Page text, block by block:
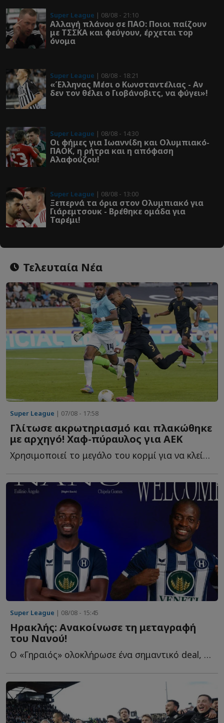
Super League | 08/08 - 21:10
Αλλαγή πλάνου σε ΠΑΟ: Ποιοι παίζουν
με ΤΣΣΚΑ και φεύγουν, έρχεται τοp
όνομα
Super League | 08/08 - 18:21
«Έλληνας Μέσι ο Κωνσταντέλιας - Αν
δεν τον θέλει ο Γιοβάνοβιτς, να φύγει»!
Super League | 08/08 - 14:30
Οι φήμες για Ιωαννίδη και Ολυμπιακό-
ΠΑΟΚ, η ρήτρα και η απόφαση
Αλαφούζου!
Super League | 08/08 - 13:00
Ξεπερνά τα όρια στον Ολυμπιακό για
Γιάρεμτσουκ - Βρέθηκε ομάδα για
Ταρέμι!
Τελευταία Νέα
Super League | 07/08 - 17:58
Γλίτωσε ακρωτηριασμό και πλακώθηκε
με αρχηγό! Χαφ-πύραυλος για ΑΕΚ
Χρησιμοποιεί το μεγάλο του κορμί για να κλείσει χώρους, ν...
Super League | 08/08 - 15:45
Ηρακλής: Ανακοίνωσε τη μεταγραφή
του Νανού!
Ο «Γηραιός» ολοκλήρωσε ένα σημαντικό deal, αποκτώντας τ...